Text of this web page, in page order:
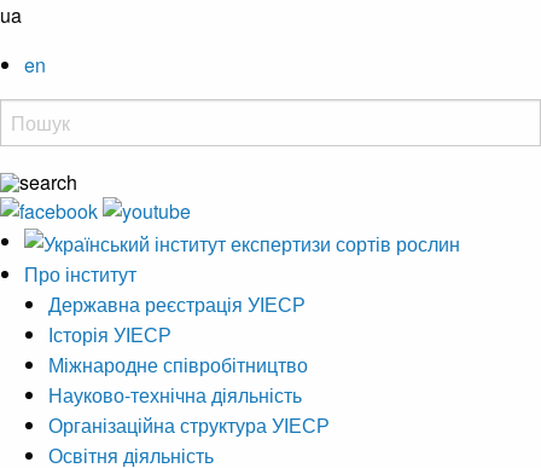
ua
en
Про інститут
Державна реєстрація УІЕСР
Історія УІЕСР
Міжнародне співробітництво
Науково-технічна діяльність
Організаційна структура УІЕСР
Освітня діяльність